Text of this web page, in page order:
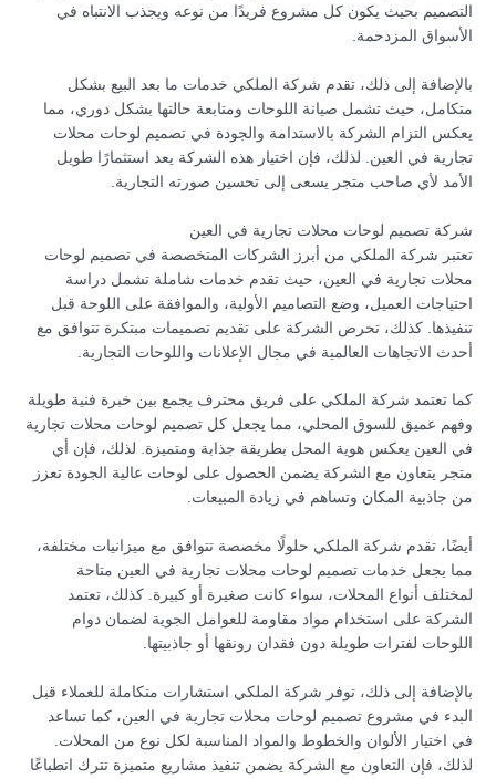
التصميم بحيث يكون كل مشروع فريدًا من نوعه ويجذب الانتباه في
الأسواق المزدحمة.
بالإضافة إلى ذلك، تقدم شركة الملكي خدمات ما بعد البيع بشكل
متكامل، حيث تشمل صيانة اللوحات ومتابعة حالتها بشكل دوري، مما
يعكس التزام الشركة بالاستدامة والجودة في تصميم لوحات محلات
تجارية في العين. لذلك، فإن اختيار هذه الشركة يعد استثمارًا طويل
الأمد لأي صاحب متجر يسعى إلى تحسين صورته التجارية.
شركة تصميم لوحات محلات تجارية في العين
تعتبر شركة الملكي من أبرز الشركات المتخصصة في تصميم لوحات
محلات تجارية في العين، حيث تقدم خدمات شاملة تشمل دراسة
احتياجات العميل، وضع التصاميم الأولية، والموافقة على اللوحة قبل
تنفيذها. كذلك، تحرص الشركة على تقديم تصميمات مبتكرة تتوافق مع
أحدث الاتجاهات العالمية في مجال الإعلانات واللوحات التجارية.
كما تعتمد شركة الملكي على فريق محترف يجمع بين خبرة فنية طويلة
وفهم عميق للسوق المحلي، مما يجعل كل تصميم لوحات محلات تجارية
في العين يعكس هوية المحل بطريقة جذابة ومتميزة. لذلك، فإن أي
متجر يتعاون مع الشركة يضمن الحصول على لوحات عالية الجودة تعزز
من جاذبية المكان وتساهم في زيادة المبيعات.
أيضًا، تقدم شركة الملكي حلولًا مخصصة تتوافق مع ميزانيات مختلفة،
مما يجعل خدمات تصميم لوحات محلات تجارية في العين متاحة
لمختلف أنواع المحلات، سواء كانت صغيرة أو كبيرة. كذلك، تعتمد
الشركة على استخدام مواد مقاومة للعوامل الجوية لضمان دوام
اللوحات لفترات طويلة دون فقدان رونقها أو جاذبيتها.
بالإضافة إلى ذلك، توفر شركة الملكي استشارات متكاملة للعملاء قبل
البدء في مشروع تصميم لوحات محلات تجارية في العين، كما تساعد
في اختيار الألوان والخطوط والمواد المناسبة لكل نوع من المحلات.
لذلك، فإن التعاون مع الشركة يضمن تنفيذ مشاريع متميزة تترك انطباعًا